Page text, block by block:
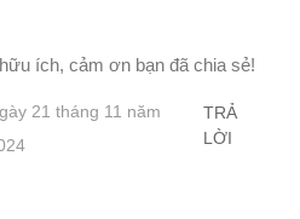
ích, cảm ơn bạn đã chia sẻ!
21 tháng 11 năm
TRẢ
LỜI